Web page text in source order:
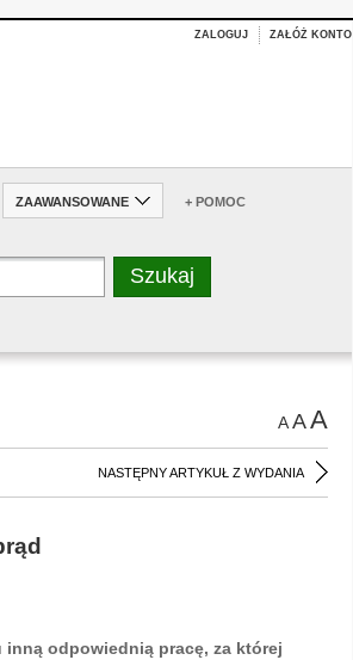
ZALOGUJ ZAŁÓŻ KONTO
ZAAWANSOWANE + POMOC
AAA
NASTĘPNY ARTYKUŁ Z WYDANIA
inną odpowiednią pracę, za której